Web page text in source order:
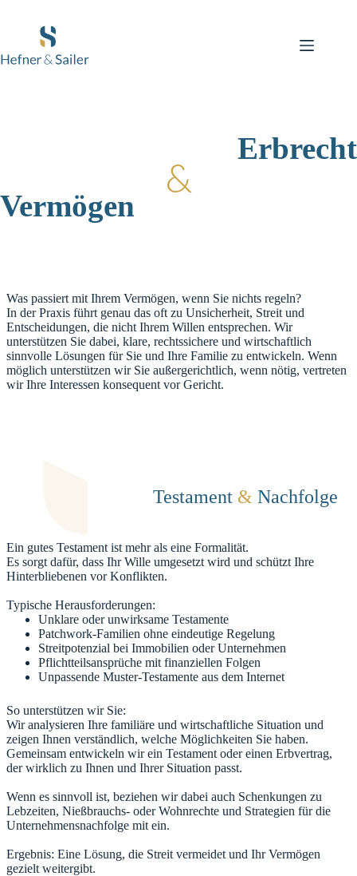
springen
Erbrecht
&
Vermögen
Was passiert mit Ihrem Vermögen, wenn Sie nichts regeln?
In der Praxis führt genau das oft zu Unsicherheit, Streit und
Entscheidungen, die nicht Ihrem Willen entsprechen. Wir
unterstützen Sie dabei, klare, rechtssichere und wirtschaftlich
sinnvolle Lösungen für Sie und Ihre Familie zu entwickeln. Wenn
möglich unterstützen wir Sie außergerichtlich, wenn nötig, vertreten
wir Ihre Interessen konsequent vor Gericht.
Testament & Nachfolge
Ein gutes Testament ist mehr als eine Formalität.
Es sorgt dafür, dass Ihr Wille umgesetzt wird und schützt Ihre
Hinterbliebenen vor Konflikten.
Typische Herausforderungen:
Unklare oder unwirksame Testamente
Patchwork-Familien ohne eindeutige Regelung
Streitpotenzial bei Immobilien oder Unternehmen
Pflichtteilsansprüche mit finanziellen Folgen
Unpassende Muster-Testamente aus dem Internet
So unterstützen wir Sie:
Wir analysieren Ihre familiäre und wirtschaftliche Situation und
zeigen Ihnen verständlich, welche Möglichkeiten Sie haben.
Gemeinsam entwickeln wir ein Testament oder einen Erbvertrag,
der wirklich zu Ihnen und Ihrer Situation passt.
Wenn es sinnvoll ist, beziehen wir dabei auch Schenkungen zu
Lebzeiten, Nießbrauchs- oder Wohnrechte und Strategien für die
Unternehmensnachfolge mit ein.
Ergebnis: Eine Lösung, die Streit vermeidet und Ihr Vermögen
gezielt weitergibt.